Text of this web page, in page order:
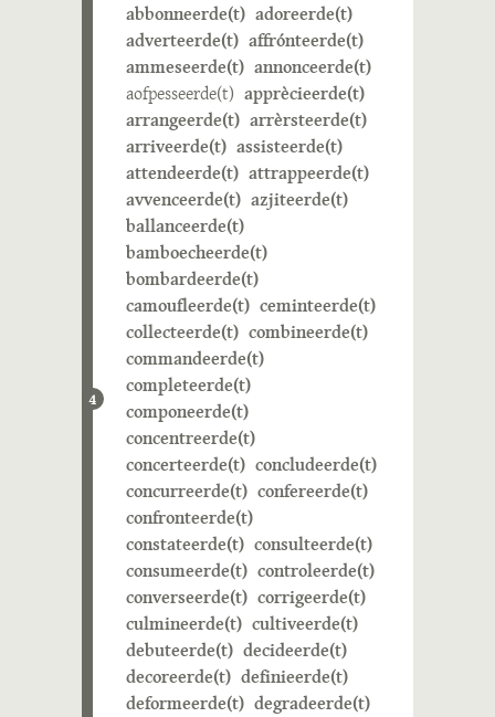
4
abbonneerde(t) adoreerde(t)
adverteerde(t) affrónteerde(t)
ammeseerde(t) annonceerde(t)
aofpesseerde(t) apprècieerde(t)
arrangeerde(t) arrèrsteerde(t)
arriveerde(t) assisteerde(t)
attendeerde(t) attrappeerde(t)
avvenceerde(t) azjiteerde(t)
ballanceerde(t)
bamboecheerde(t)
bombardeerde(t)
camoufleerde(t) ceminteerde(t)
collecteerde(t) combineerde(t)
commandeerde(t)
completeerde(t)
componeerde(t)
concentreerde(t)
concerteerde(t) concludeerde(t)
concurreerde(t) confereerde(t)
confronteerde(t)
constateerde(t) consulteerde(t)
consumeerde(t) controleerde(t)
converseerde(t) corrigeerde(t)
culmineerde(t) cultiveerde(t)
debuteerde(t) decideerde(t)
decoreerde(t) definieerde(t)
deformeerde(t) degradeerde(t)